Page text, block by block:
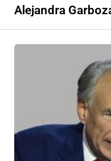
Alejandra